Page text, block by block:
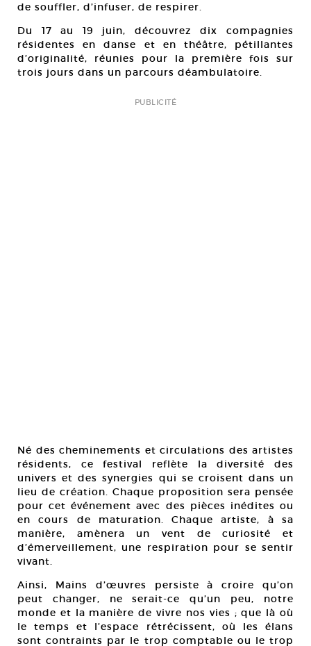
de souffler, d’infuser, de respirer.
Du 17 au 19 juin, découvrez dix compagnies
résidentes en danse et en théâtre, pétillantes
d’originalité, réunies pour la première fois sur
trois jours dans un parcours déambulatoire.
PUBLICITÉ
Né des cheminements et circulations des artistes
résidents, ce festival reflète la diversité des
univers et des synergies qui se croisent dans un
lieu de création. Chaque proposition sera pensée
pour cet événement avec des pièces inédites ou
en cours de maturation. Chaque artiste, à sa
manière, amènera un vent de curiosité et
d’émerveillement, une respiration pour se sentir
vivant.
Ainsi, Mains d’œuvres persiste à croire qu’on
peut changer, ne serait-ce qu’un peu, notre
monde et la manière de vivre nos vies ; que là où
le temps et l’espace rétrécissent, où les élans
sont contraints par le trop comptable ou le trop